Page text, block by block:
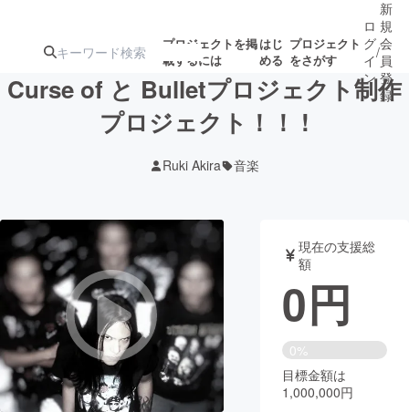
プロジェクトを掲
載するには
はじ
める
プロジェクト
をさがす
ジェクト
募集終了が近いプ
ロジェクト
アート・写真 音楽
テクノロジー・ガジェット ゲーム・サ
映像・映画 書籍・雑誌
ビジネス・起業 チャレンジ
ロ
グ
イ
ン
/
新
規
会
員
登
録
Curse of と Bulletプロジェクト制作
プロジェクト！！ !
Ruki Akira 音楽
現在の支援総
額
0円
0%
目標金額は
1,000,000円